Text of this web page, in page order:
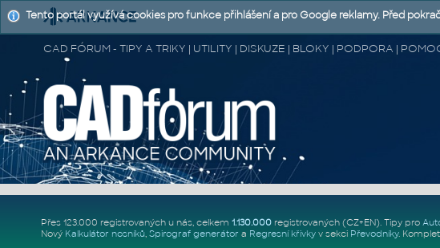
CAD FÓRUM - TIPY A TRIKY | UTILITY | DISKUZE | BLOKY | PODPORA |
Přes 123.000 registrovaných u nás, celkem 1.130.000registrovaných (CZ+EN). Tipy pro
Nový Kalkulátor nosníků, Spirograf generátor a Regresní křivkyv sekci Převodníky.
Tento portál využívá cookies pro funkce přihlášení a pro Google reklamy. Před